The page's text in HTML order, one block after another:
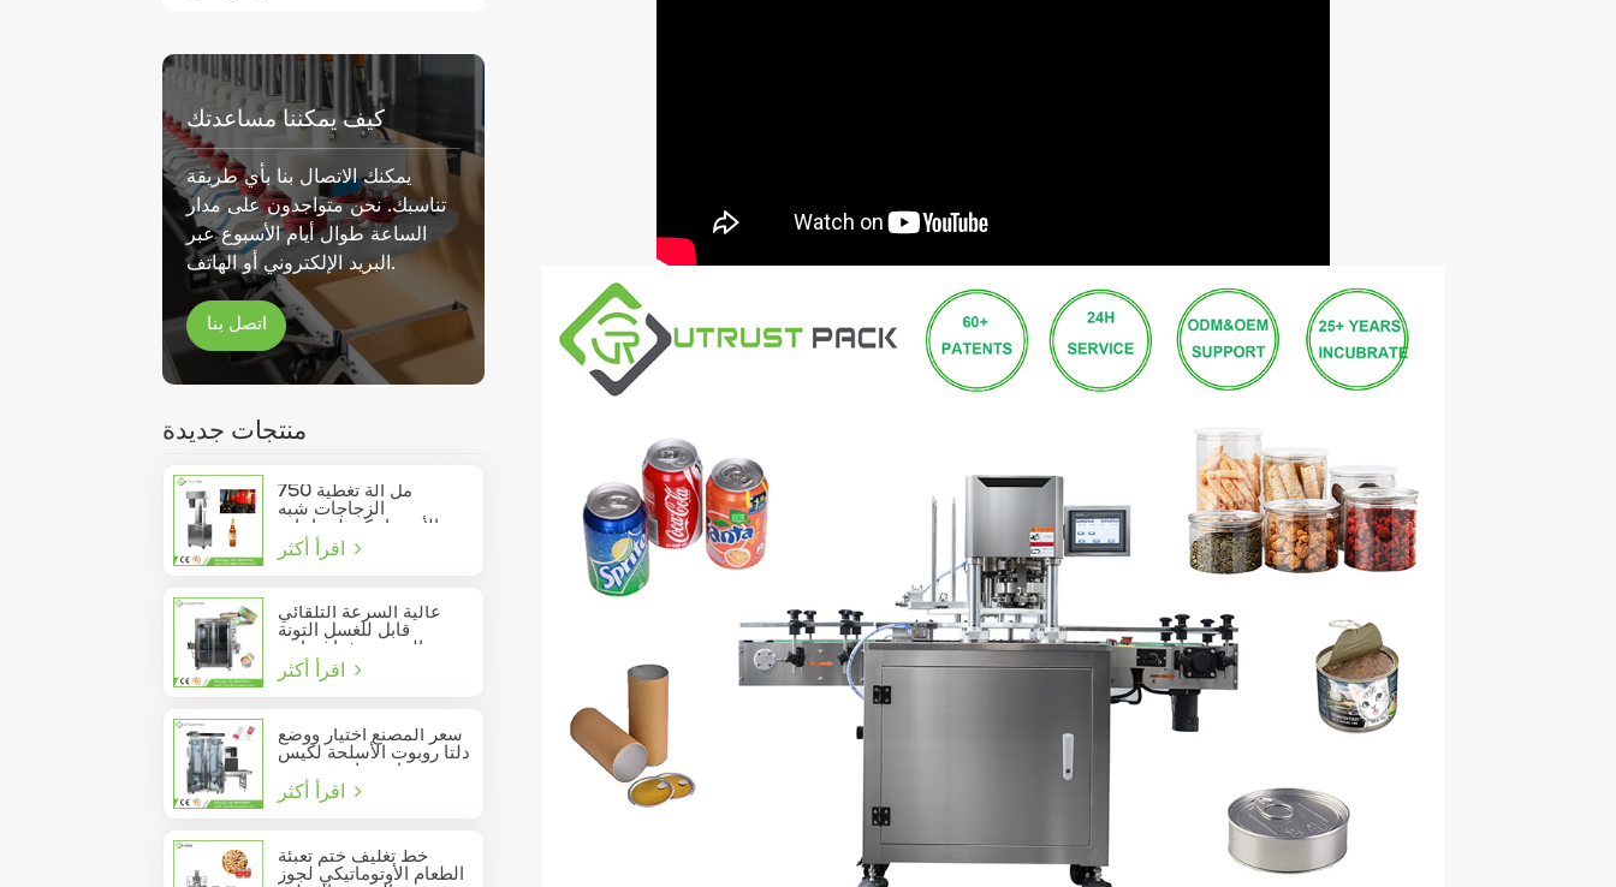
كيف يمكننا مساعدتك
يمكنك الاتصال بنا بأي طريقة
تناسبك. نحن متواجدون على مدار
الساعة طوال أيام الأسبوع عبر
البريد الإلكتروني أو الهاتف.
اتصل بنا
منتجات جديدة
750 مل آلة تغطية
الزجاجات شبه
الأوتوماتيكية لزجاجات
النبيذ الزجاجية
عالية السرعة التلقائي
قابل للغسل التونة
السردين فراغ حاوية
المأكولات البحرية القصدير
يمكن السدادة
سعر المصنع اختيار ووضع
دلتا روبوت الأسلحة لكيس
عصا تتحرك في مربع
خط تغليف ختم تعبئة
الطعام الأوتوماتيكي لجوز